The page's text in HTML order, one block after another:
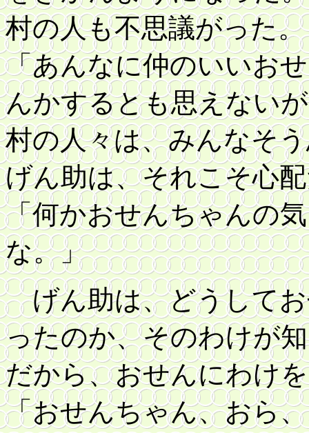
村の人も不思議がった。
「あんなに仲のいいお
んかするとも思えない
村の人々は、みんなそ
げん助は、それこそ心
「何かおせんちゃんの
な。」
げん助は、どうしてお
ったのか、そのわけが
だから、おせんにわけ
「おせんちゃん、おら